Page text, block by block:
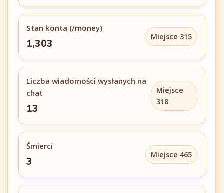
Stan konta (/money)
1,303
Miejsce 315
Liczba wiadomości wysłanych na
chat
13
Miejsce
318
Śmierci
3
Miejsce 465